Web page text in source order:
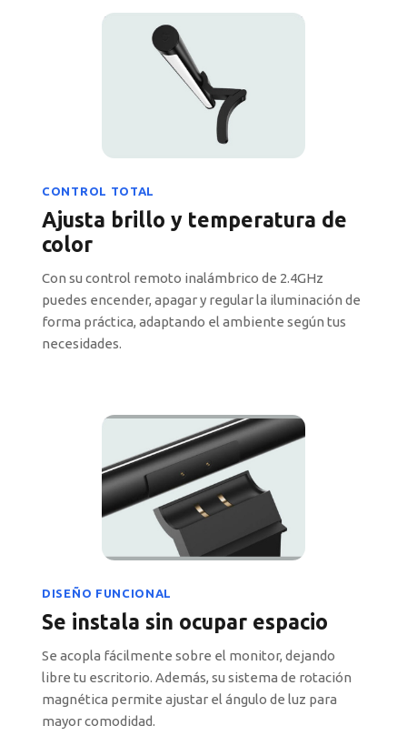
CONTROL TOTAL
Ajusta brillo y temperatura de
color
Con su control remoto inalámbrico de 2.4GHz
puedes encender, apagar y regular la iluminación de
forma práctica, adaptando el ambiente según tus
necesidades.
DISEÑO FUNCIONAL
Se instala sin ocupar espacio
Se acopla fácilmente sobre el monitor, dejando
libre tu escritorio. Además, su sistema de rotación
magnética permite ajustar el ángulo de luz para
mayor comodidad.